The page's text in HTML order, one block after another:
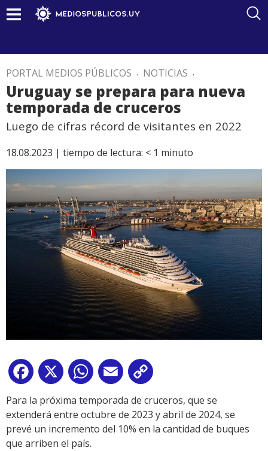
PORTAL MEDIOS PÚBLICOS . NOTICIAS .
Uruguay se prepara para nueva
temporada de cruceros
Luego de cifras récord de visitantes en 2022
18.08.2023 | tiempo de lectura: < 1 minuto
Facebook
X WhatsApp
Email
Link
Para la próxima temporada de cruceros, que se
extenderá entre octubre de 2023 y abril de 2024, se
prevé un incremento del 10% en la cantidad de buques
que arriben el país.